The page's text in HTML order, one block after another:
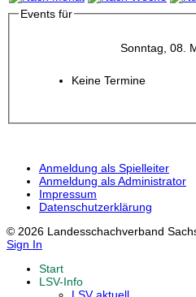
Events für
Sonntag, 08.
Keine Termine
Anmeldung als Spielleiter
Anmeldung als Administrator
Impressum
Datenschutzerklärung
© 2026 Landesschachverband
Sign In
Start
LSV-Info